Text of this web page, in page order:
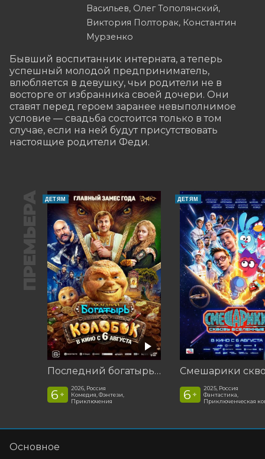
Васильев, Олег Тополянский,
Виктория Полторак, Константин
Мурзенко
Бывший воспитанник интерната, а теперь
успешный молодой предприниматель,
влюбляется в девушку, чьи родители не в
восторге от избранника своей дочери. Они
ставят перед героем заранее невыполнимое
условие — свадьба состоится только в том
случае, если на ней будут присутствовать
настоящие родители Феди.
ПРЕМЬЕРА ДЕТЯМ
Последний богатырь. Колобок
6 +
2026, Россия
Комедия, Фэнтези,
Приключения
ДЕТЯМ
6 +
2025, Россия
Фантастика,
Приключенческая
Основное